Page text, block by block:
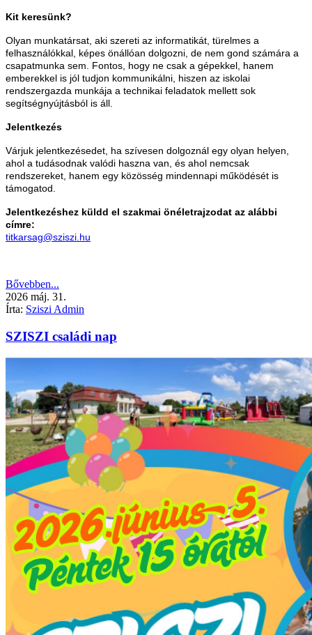
Kit keresünk?
Olyan munkatársat, aki szereti az informatikát, türelmes a
felhasználókkal, képes önállóan dolgozni, de nem gond számára a
csapatmunka sem. Fontos, hogy ne csak a gépekkel, hanem
emberekkel is jól tudjon kommunikálni, hiszen az iskolai
rendszergazda munkája a technikai feladatok mellett sok
segítségnyújtásból is áll.
Jelentkezés
Várjuk jelentkezésedet, ha szívesen dolgoznál egy olyan helyen,
ahol a tudásodnak valódi haszna van, és ahol nemcsak
rendszereket, hanem egy közösség mindennapi működését is
támogatod.
Jelentkezéshez küldd el szakmai önéletrajzodat az alábbi
címre:
titkarsag@sziszi.hu
Bővebben...
2026 máj. 31.
Írta: Sziszi Admin
SZISZI családi nap